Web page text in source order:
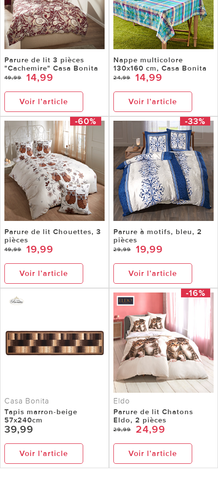
Parure de lit 3 pièces
"Cachemire" Casa Bonita
49,99 14,99
Voir l’article
Nappe multicolore
130x160 cm, Casa Bonita
24,99 14,99
Voir l’article
-60%
Parure de lit Chouettes, 3
pièces
49,99 19,99
Voir l’article
-33%
Parure à motifs, bleu, 2
pièces
29,99 19,99
Voir l’article
Casa Bonita
Tapis marron-beige
57x240cm
39,99
Voir l’article
-16%
Eldo
Parure de lit Chatons
Eldo, 2 pièces
29,99 24,99
Voir l’article